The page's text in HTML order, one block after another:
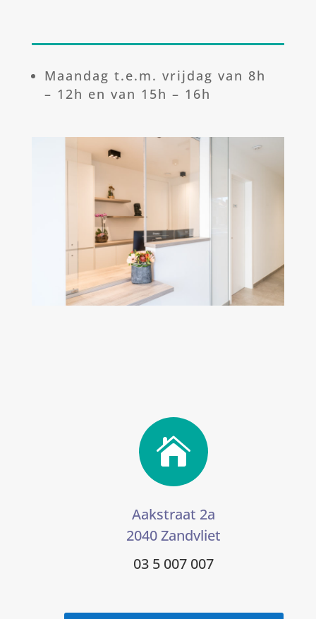
Maandag t.e.m. vrijdag van 8h
– 12h en van 15h – 16h

Aakstraat 2a
2040 Zandvliet
03 5 007 007